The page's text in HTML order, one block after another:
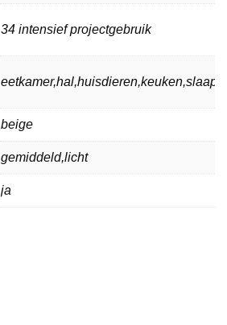
34 intensief projectgebruik
beige
gemiddeld,licht
ja